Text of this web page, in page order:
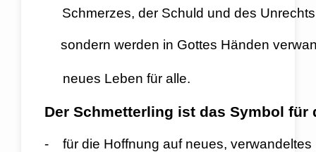
Schmerzes, der Schuld und des
sondern werden in Gottes Händen
neues Leben für alle.
Der Schmetterling ist das Symbol für
- für die Hoffnung auf neues, verwandeltes